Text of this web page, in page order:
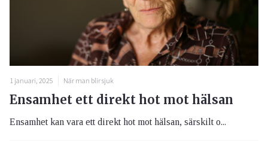
1 januari, 2025 När man blir sjuk
Ensamhet ett direkt hot mot hälsan
Ensamhet kan vara ett direkt hot mot hälsan, särskilt o...